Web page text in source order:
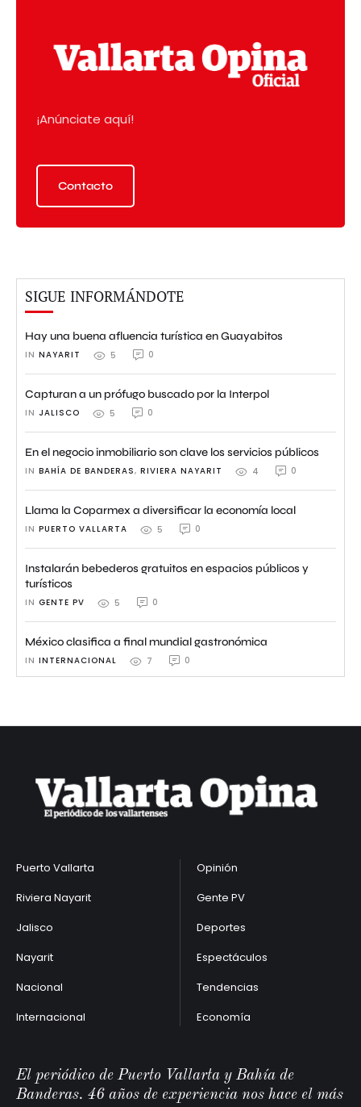
¡Anúnciate aquí!
Contacto
SIGUE INFORMÁNDOTE
Hay una buena afluencia turística en Guayabitos
IN NAYARIT 5 0
Capturan a un prófugo buscado por la Interpol
IN JALISCO 5 0
En el negocio inmobiliario son clave los servicios públicos
IN BAHÍA DE BANDERAS, RIVIERA NAYARIT 4 0
Llama la Coparmex a diversificar la economía local
IN PUERTO VALLARTA 5 0
Instalarán bebederos gratuitos en espacios públicos y
turísticos
IN GENTE PV 5 0
México clasifica a final mundial gastronómica
IN INTERNACIONAL 7 0
Puerto Vallarta
Riviera Nayarit
Jalisco
Nayarit
Nacional
Internacional
Opinión
Gente PV
Deportes
Espectáculos
Tendencias
Economía
El periódico de Puerto Vallarta y Bahía de
Banderas. 46 años de experiencia nos hace el más